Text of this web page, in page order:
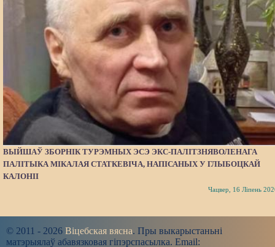
ВЫЙШАЎ ЗБОРНІК ТУРЭМНЫХ ЭСЭ ЭКС-ПАЛІТЗНЯВОЛЕНАГА
ПАЛІТЫКА МІКАЛАЯ СТАТКЕВІЧА, НАПІСАНЫХ У ГЛЫБОЦКАЙ
КАЛОНІІ
Чацвер, 16 Ліпень
© 2011 - 2026 Віцебская вясна. Пры выкарыстаньні
матэрыялаў абавязковая гіпэрспасылка. Email: